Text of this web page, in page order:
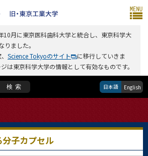
10月に東京医科歯科大学と統合し、東京科学大
りました。
Science Tokyoのサイト
に移行していきま
は東京科学大学の情報として有効なものです。
検索 日本語 English
子カプセル